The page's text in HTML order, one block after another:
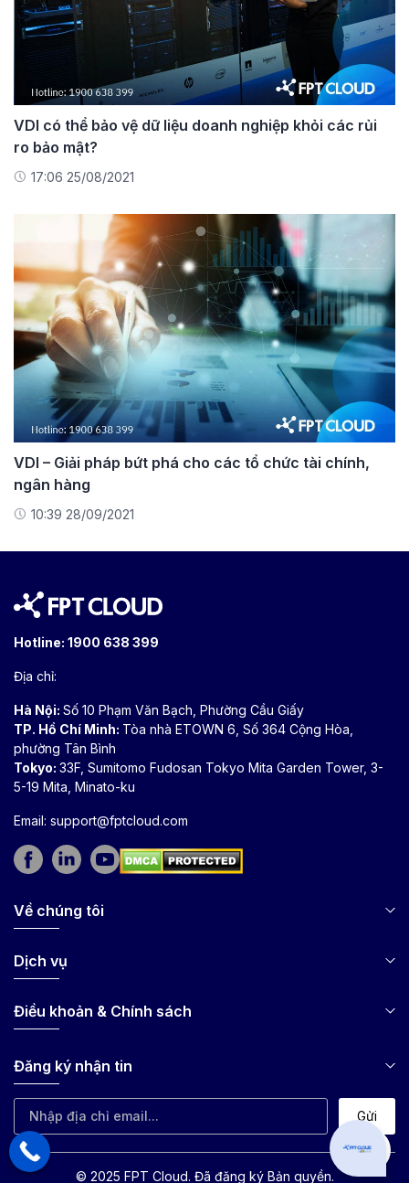
VDI có thể bảo vệ dữ liệu doanh nghiệp khỏi các rủi
ro bảo mật?
17:06 25/08/2021
VDI – Giải pháp bứt phá cho các tổ chức tài chính,
ngân hàng
10:39 28/09/2021
Hotline: 1900 638 399
Địa chỉ:
Hà Nội: Số 10 Phạm Văn Bạch, Phường Cầu Giấy
TP. Hồ Chí Minh: Tòa nhà ETOWN 6, Số 364 Cộng Hòa,
phường Tân Bình
Tokyo: 33F, Sumitomo Fudosan Tokyo Mita Garden Tower, 3-
5-19 Mita, Minato-ku
Email: support@fptcloud.com
Về chúng tôi
Dịch vụ
Điều khoản & Chính sách
Đăng ký nhận tin
Gửi
© 2025 FPT Cloud. Đã đăng ký Bản quyền.
Can I